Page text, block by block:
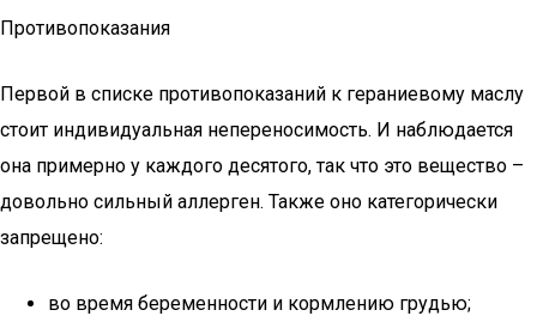
Противопоказания
Первой в списке противопоказаний к гераниевому маслу
стоит индивидуальная непереносимость. И наблюдается
она примерно у каждого десятого, так что это вещество –
довольно сильный аллерген. Также оно категорически
запрещено:
во время беременности и кормлению грудью;